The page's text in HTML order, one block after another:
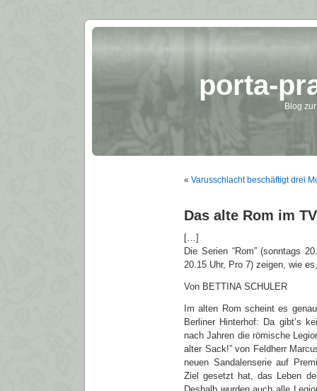
porta-
Blog
« Varusschlacht beschäftigt drei
Das alte Rom im TV
[…]
Die Serien “Rom” (sonntags
20.15 Uhr, Pro 7) zeigen, wie
Von BETTINA SCHULER
Im alten Rom scheint es
Berliner Hinterhof: Da gibt’s
nach Jahren die römische
alter Sack!” von Feldherr
neuen Sandalenserie auf
Ziel gesetzt hat, das Leben